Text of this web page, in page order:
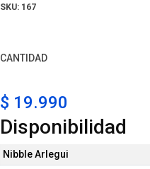
SKU: 167
CANTIDAD
$ 19.990
Disponibilidad
Nibble Arlegui